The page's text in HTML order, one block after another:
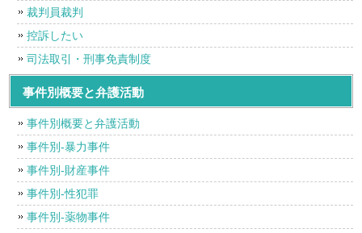
裁判員裁判
控訴したい
司法取引・刑事免責制度
事件別概要と弁護活動
事件別概要と弁護活動
事件別-暴力事件
事件別-財産事件
事件別-性犯罪
事件別-薬物事件